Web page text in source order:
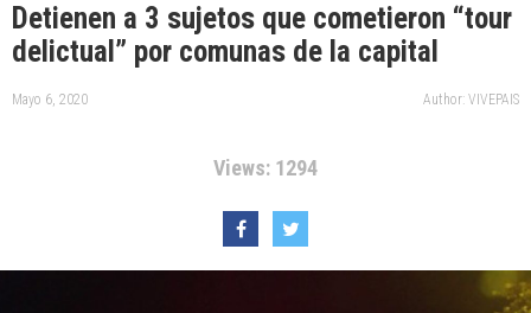
Detienen a 3 sujetos que cometieron “tour
delictual” por comunas de la capital
Mayo 6, 2020 Author: VIVEPAIS
Views: 1294